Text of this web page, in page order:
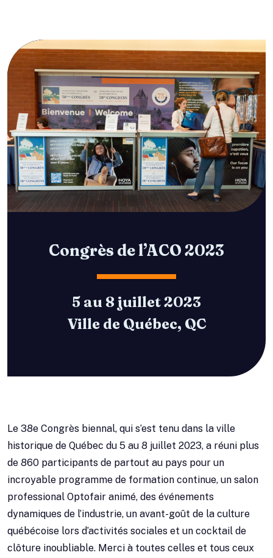
Congrès de l’ACO 2023
5 au 8 juillet 2023
Ville de Québec, QC
Le 38e Congrès biennal, qui s’est tenu dans la ville
historique de Québec du 5 au 8 juillet 2023, a réuni plus
de 860 participants de partout au pays pour un
incroyable programme de formation continue, un salon
professional Optofair animé, des événements
dynamiques de l’industrie, un avant-goût de la culture
québécoise lors d’activités sociales et un cocktail de
clôture inoubliable. Merci à toutes celles et tous ceux